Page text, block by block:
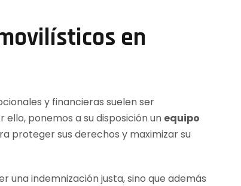
en
y financieras suelen ser
ponemos a su disposición un equipo
proteger sus derechos y maximizar su
una indemnización justa, sino que además